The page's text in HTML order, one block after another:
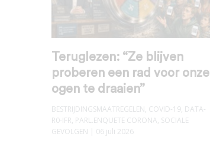
Teruglezen: “Ze blijven
proberen een rad voor onze
ogen te draaien”
BESTRIJDINGSMAATREGELEN, COVID-19, DATA-
R0-IFR, PARL.ENQUETE CORONA, SOCIALE
GEVOLGEN | 06 juli 2026